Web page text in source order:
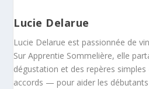
Lucie Delarue
Lucie Delarue est passionnée de
Sur Apprentie Sommelière, elle
dégustation et des repères
accords — pour aider les